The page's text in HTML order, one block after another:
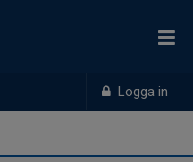
Logga in